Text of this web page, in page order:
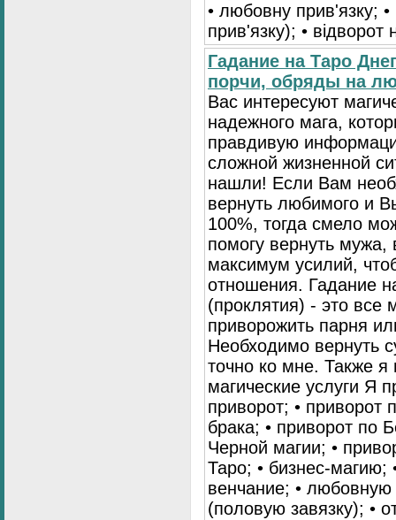
• любовну прив'язку; •
прив'язку); • відворот
Гадание на Таро
порчи, обряды на
Вас интересуют
надежного мага,
правдивую
сложной жизненной
нашли! Если Вам
вернуть любимого и
100%, тогда смело
помогу вернуть мужа,
максимум усилий,
отношения. Гадание
(проклятия) - это все
приворожить парня
Необходимо вернуть
точно ко мне. Также
магические услуги Я
приворот; • приворот
брака; • приворот по
Черной магии; •
Таро; • бизнес-магию;
венчание; • любовную
(половую завязку); •